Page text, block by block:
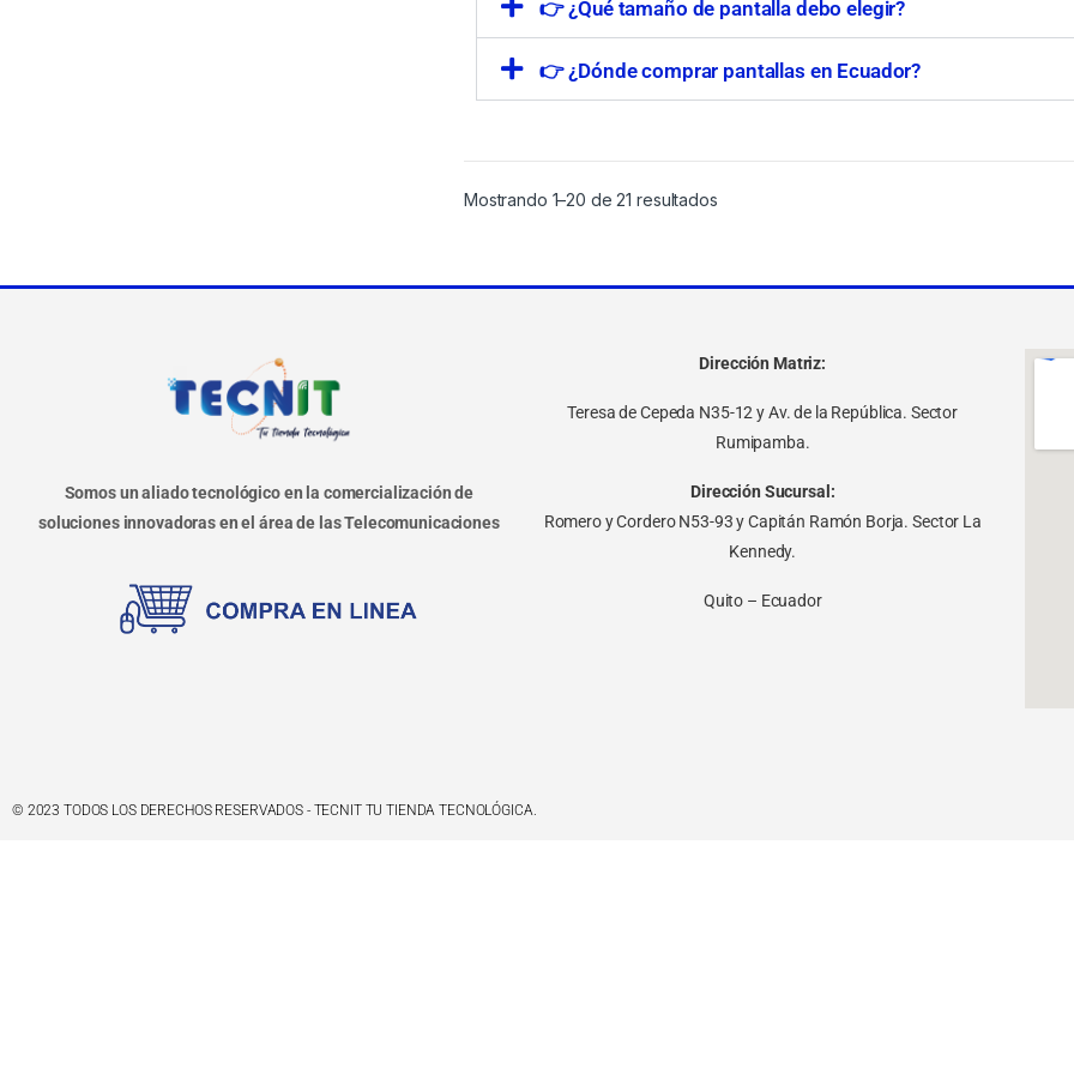
👉 ¿Qué tamaño de pantalla debo elegir?
👉 ¿Dónde comprar pantallas en Ecuador?
Mostrando 1–20 de 21 resultados
Somos un aliado tecnológico en la comercialización de
soluciones innovadoras en el área de las Telecomunicaciones
Dirección Matriz:
Teresa de Cepeda N35-12 y Av. de la República. Sector
Rumipamba.
Dirección Sucursal:
Romero y Cordero N53-93 y Capitán Ramón Borja. Sector La
Kennedy.
Quito – Ecuador
© 2023 TODOS LOS DERECHOS RESERVADOS - TECNIT TU TIENDA TECNOLÓGICA.